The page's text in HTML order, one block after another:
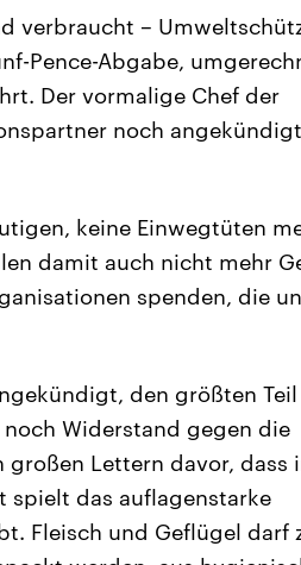
verbraucht –
Pence-Abgabe,
Der vormalige Chef der
noch
keine Einwegtüten
damit auch nicht mehr
spenden, die
den größten
Widerstand gegen die
großen Lettern davor, dass
spielt das auflagenstarke
Fleisch und Geflügel darf